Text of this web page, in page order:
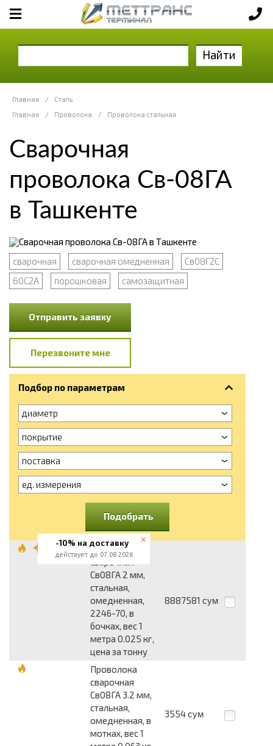
Найти
Главная /
Сталь
Главная
/ Проволока / Проволока стальная
Сварочная
проволока Св-08ГА
в Ташкенте
сварочная сварочная омедненная
Св08Г2С
60С2А
порошковая самозащитная
Отправить заявку
Перезвоните мне
Подбор по параметрам
диаметр
покрытие
поставка
ед. измерения
Подобрать
Проволока
сварочная
Св08ГА 2 мм,
стальная,
омедненная,
2246-70, в
бочках, вес 1
метра 0.025 кг,
цена за тонну
8887581 сум
Проволока
сварочная
Св08ГА 3.2 мм,
стальная,
омедненная, в
мотках, вес 1
3554 сум
-10% на доставку
действует до 07.08.2026